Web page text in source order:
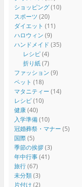
ショッピング(10)
スポーツ (20)
ダイエット (11)
ハロウィン (9)
ハンドメイド (35)
レシピ(4)
折り紙(7)
ファッション (9)
ペット (18)
マタニティー (14)
レシピ(10)
健康(40)
入学準備(10)
冠婚葬祭・マナー (5)
国際(5)
季節の挨拶(3)
年中行事(41)
旅行(67)
未分類(3)
片付け (2)